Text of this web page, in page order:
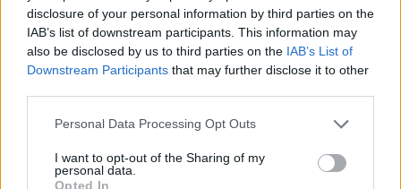
disclosure of your personal information by third parties on the
IAB’s list of downstream participants. This information may
also be disclosed by us to third parties on the IAB’s List of
Downstream Participants that may further disclose it to other
Please note that this website/app uses one or more Google
not limited to your visit or usage behaviour. You may click to
grant or deny consent to Google and its third-party tags to
Personal Data Processing Opt Outs
I want to opt-out of the Sharing of my
personal data.
Opted In
599,186)
ఇంకా అప్‌లోడ్ అవుతోంది... ;-)
చిత్ర వివరణ
క్షితిజం వైపు విస్తరించి, ముందుభాగంలో చక్కని కోరిందకాయ